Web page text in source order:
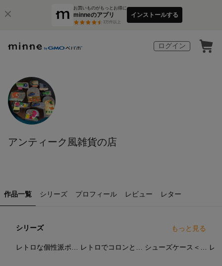
お買いものがもっとお得に
minneのアプリ
3万件以上
インストールする
ログイン
アンティーク風雑貨の店
作品一覧 シリーズ プロフィール レビュー レター
シリーズ もっと見る